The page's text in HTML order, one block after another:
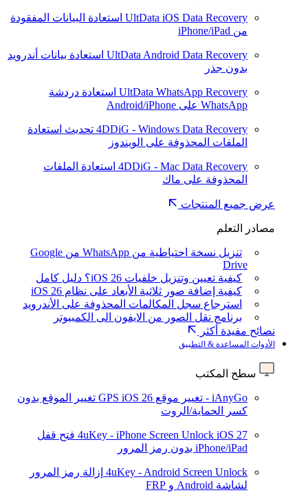
UltData iOS Data Recovery استعادة البيانات المفقودة
من iPhone/iPad
UltData Android Data Recovery استعادة بيانات أندرويد
بدون جذر
UltData WhatsApp Recovery استعادة دردشة
WhatsApp على Android/iPhone
4DDiG - Windows Data Recovery تحديث استعادة
الملفات المحذوفة على الويندوز
4DDiG - Mac Data Recovery استعادة الملفات
المحذوفة على ماك
عرض جميع المنتجات
مصادر التعلم
تنزيل نسخة احتياطية من WhatsApp من Google
Drive
كيفية تعيين وتنزيل خلفيات iOS 26؟ دليل كامل
كيفية إضافة صور ثلاثية الأبعاد على نظام iOS 26
استرجاع سجل المكالمات المحذوفة على الأندرويد
برنامج نقل الصور من الايفون الى الكمبيوتر
نصائح مفيدة أكثر
الأدوات المساعدة & التطبيق
سطح المكتب
iAnyGo - تغيير موقع GPS iOS 26
تغيير الموقع بدون
كسر الحماية/الروت
4uKey - iPhone Screen Unlock iOS 27
فتح قفل
iPhone/iPad بدون رمز المرور
4uKey - Android Screen Unlock إزالة رمز المرور
لشاشة Android و FRP